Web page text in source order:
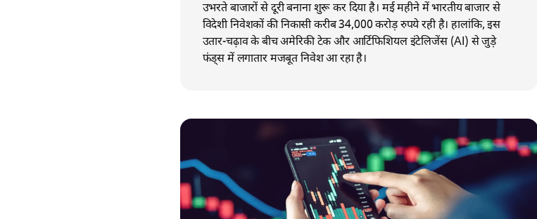
उभरते बाजारों से दूरी बनाना शुरू कर दिया है। मई महीने में भारतीय बाजार से
विदेशी निवेशकों की निकासी करीब 34,000 करोड़ रुपये रही है। हालांकि, इस
उतार-चढ़ाव के बीच अमेरिकी टेक और आर्टिफिशियल इंटेलिजेंस (AI) से जुड़े
फंड्स में लगातार मजबूत निवेश आ रहा है।